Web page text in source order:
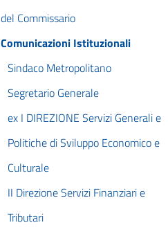
del Commissario
Comunicazioni Istituzionali
Sindaco Metropolitano
Segretario Generale
ex I DIREZIONE Servizi Generali e
Politiche di Sviluppo Economico e
Culturale
II Direzione Servizi Finanziari e
Tributari